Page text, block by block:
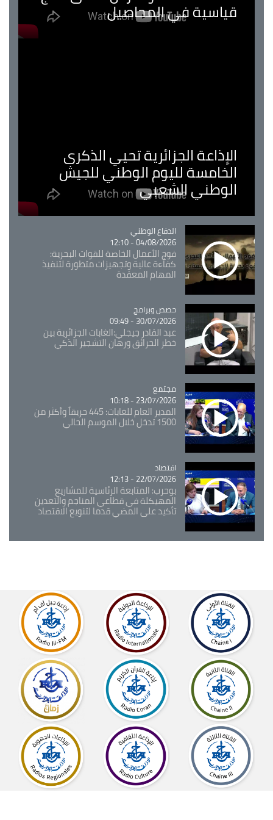
قياسية في المحاصيل
الإذاعة الجزائرية تحيي الذكرى
الخامسة لليوم الوطني للجيش
الوطني الشعبي
Catégorie
الدفاع الوطني
04/08/2026 - 12:10
فوج الأعمال الخاصة للقوات البحرية:
كفاءة عالية وتجهيزات متطورة لتنفيذ
المهام المعقدة
Catégorie
حصص وبرامج
30/07/2026 - 09:49
عبد القادر جيجلي:الغابات الجزائرية بين
خطر الحرائق ورهان التشجير الذكي
Catégorie
مجتمع
23/07/2026 - 10:18
المدير العام للغابات: 445 حريقاً وأكثر من
1500 تدخل خلال الموسم الحالي
Catégorie
اقتصاد
22/07/2026 - 12:13
بوحرب: المتابعة الرئاسية للمشاريع
المهيكلة في قطاعي المناجم والتعدين
تأكيد على المضي قدما لتنويع الاقتصاد